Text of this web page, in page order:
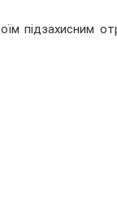
підзахисним